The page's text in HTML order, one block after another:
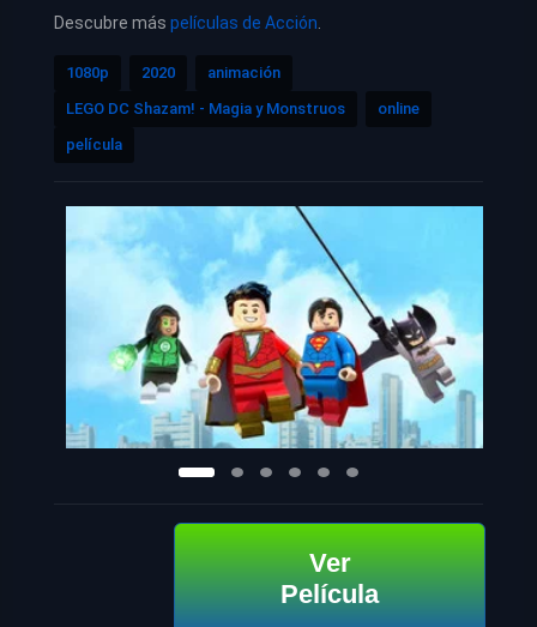
Descubre más películas de Acción
1080p 2020
animación
LEGO DC Shazam! - Magia y Monstruos
online
película
Ver
Película